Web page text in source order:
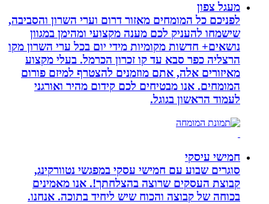
מעגל צפון
לפניכם כל המומחים מאזור דרום וערי השרון והסביבה,
שישמחו להעניק לכם מענה מקצועי ומהימן במגוון
נושאים+ חדשות מקומיות מידי יום בכל ערי השרון מקו
הרצליה כפר סבא עד קו זכרון הכרמל. בעלי מקצוע
מאיזורים אלה, אתם מוזמנים להצטרף למיזם פורום
המומחים. אנו מבטיחים לכם קידום מהיר ואורגני
לעמוד הראשון בגוגל.
חמישי עיסקי
סוגרים שבוע עם חמישי עסקי במפגשי נטוורקינג,
קבוצת העסקים שרוצה בהצלחתך!. אנו מאמינים
בכוחה של קבוצה והכוח שיש ליחיד בתוכה. אנחנו.